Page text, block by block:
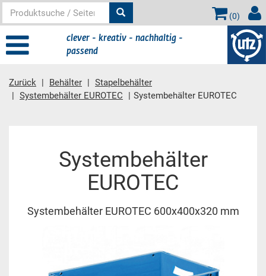
(0)
clever - kreativ - nachhaltig -
passend
Zurück Behälter
Stapelbehälter
Systembehälter EUROTEC
Systembehälter EUROTEC
Systembehälter
EUROTEC
Systembehälter EUROTEC 600x400x320 mm